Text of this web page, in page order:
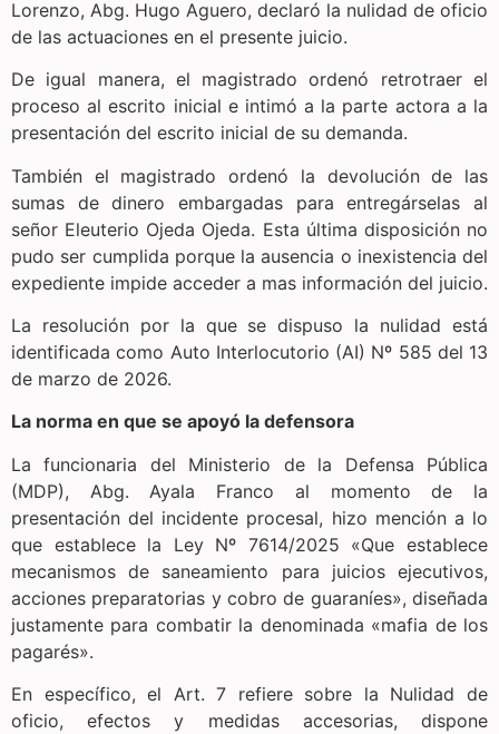
Lorenzo, Abg. Hugo Aguero, declaró la nulidad de oficio
de las actuaciones en el presente juicio.
De igual manera, el magistrado ordenó retrotraer el
proceso al escrito inicial e intimó a la parte actora a la
presentación del escrito inicial de su demanda.
También el magistrado ordenó la devolución de las
sumas de dinero embargadas para entregárselas al
señor Eleuterio Ojeda Ojeda. Esta última disposición no
pudo ser cumplida porque la ausencia o inexistencia del
expediente impide acceder a mas información del juicio.
La resolución por la que se dispuso la nulidad está
identificada como Auto Interlocutorio (AI) Nº 585 del 13
de marzo de 2026.
La norma en que se apoyó la defensora
La funcionaria del Ministerio de la Defensa Pública
(MDP), Abg. Ayala Franco al momento de la
presentación del incidente procesal, hizo mención a lo
que establece la Ley Nº 7614/2025 «Que establece
mecanismos de saneamiento para juicios ejecutivos,
acciones preparatorias y cobro de guaraníes», diseñada
justamente para combatir la denominada «mafia de los
pagarés».
En específico, el Art. 7 refiere sobre la Nulidad de
oficio, efectos y medidas accesorias, dispone